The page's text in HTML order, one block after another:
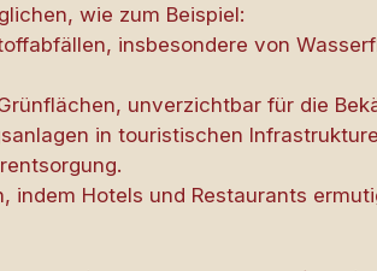
wie zum Beispiel:
insbesondere von
unverzichtbar für die
in touristischen
Hotels und Restaurants